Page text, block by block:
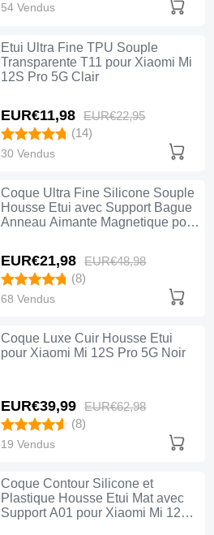
54 Vendus
Etui Ultra Fine TPU Souple
Transparente T11 pour Xiaomi Mi
12S Pro 5G Clair
EUR€11,98 EUR€22,95
(14)
30 Vendus
Coque Ultra Fine Silicone Souple
Housse Etui avec Support Bague
Anneau Aimante Magnetique pour
EUR€21,98 EUR€48,98
(8)
68 Vendus
Coque Luxe Cuir Housse Etui
pour Xiaomi Mi 12S Pro 5G Noir
EUR€39,99 EUR€62,98
(8)
19 Vendus
Coque Contour Silicone et
Plastique Housse Etui Mat avec
Support A01 pour Xiaomi Mi 12S